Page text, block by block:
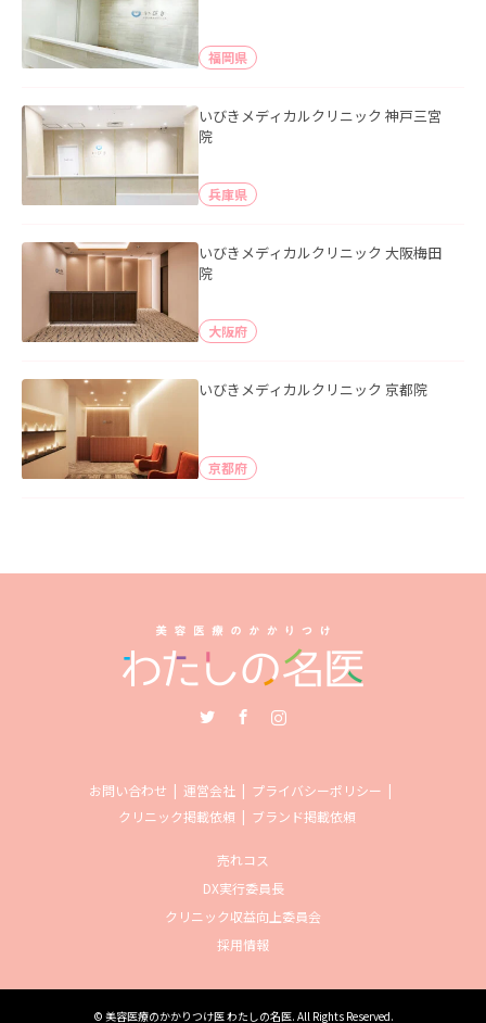
福岡県
いびきメディカルクリニック 神戸三宮
院
兵庫県
いびきメディカルクリニック 大阪梅田
院
大阪府
いびきメディカルクリニック 京都院
京都府
お問い合わせ 運営会社
プライバシーポリシー
クリニック掲載依頼
ブランド掲載依頼
売れコス
DX実行委員長
クリニック収益向上委員会
採用情報
© 美容医療のかかりつけ医 わたしの名医. All Rights Reserved.